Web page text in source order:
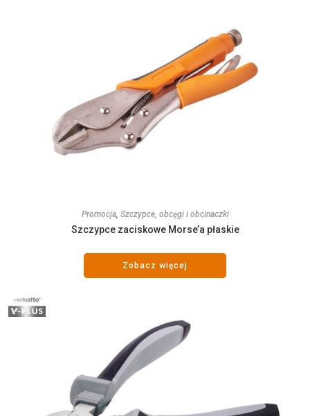
Promocja, Szczypce, obcęgi i obcinaczki
Szczypce zaciskowe Morse’a płaskie
Zobacz więcej